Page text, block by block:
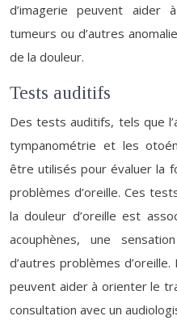
d’imagerie peuvent aider
tumeurs ou d’autres
de la douleur.
Tests auditifs
Des tests auditifs, tels que
tympanométrie et les
être utilisés pour évaluer la
problèmes d’oreille. Ces
la douleur d’oreille est
acouphènes, une
d’autres problèmes
peuvent aider à orienter le
consultation avec un